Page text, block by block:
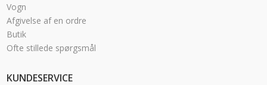
Vogn
Afgivelse af en ordre
Butik
Ofte stillede spørgsmål
KUNDESERVICE